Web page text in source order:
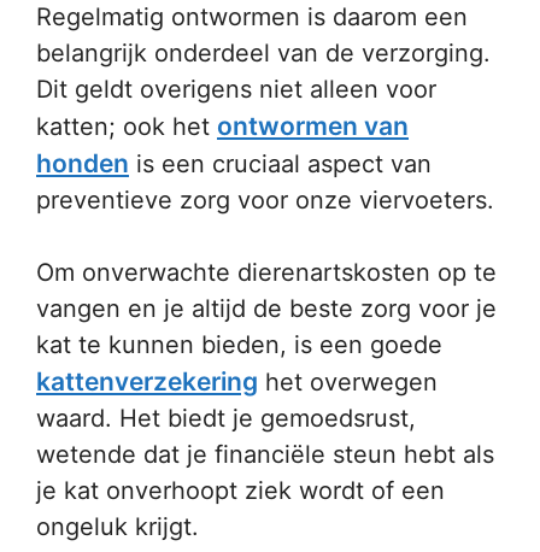
Regelmatig ontwormen is daarom een
belangrijk onderdeel van de verzorging.
Dit geldt overigens niet alleen voor
katten; ook het ontwormen van
honden is een cruciaal aspect van
preventieve zorg voor onze viervoeters.
Om onverwachte dierenartskosten op te
vangen en je altijd de beste zorg voor je
kat te kunnen bieden, is een goede
kattenverzekering het overwegen
waard. Het biedt je gemoedsrust,
wetende dat je financiële steun hebt als
je kat onverhoopt ziek wordt of een
ongeluk krijgt.